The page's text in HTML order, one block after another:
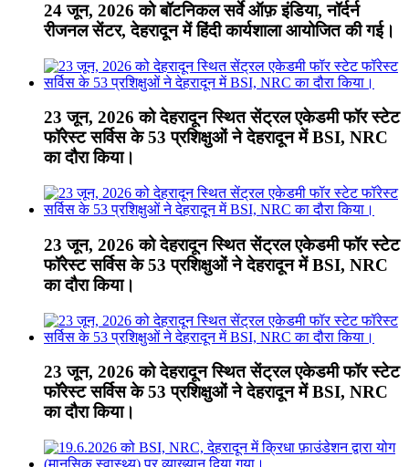
24 जून, 2026 को बॉटनिकल सर्वे ऑफ़ इंडिया, नॉर्दर्न
रीजनल सेंटर, देहरादून में हिंदी कार्यशाला आयोजित की गई।
23 जून, 2026 को देहरादून स्थित सेंट्रल एकेडमी फॉर स्टेट
फॉरेस्ट सर्विस के 53 प्रशिक्षुओं ने देहरादून में BSI, NRC
का दौरा किया।
23 जून, 2026 को देहरादून स्थित सेंट्रल एकेडमी फॉर स्टेट
फॉरेस्ट सर्विस के 53 प्रशिक्षुओं ने देहरादून में BSI, NRC
का दौरा किया।
23 जून, 2026 को देहरादून स्थित सेंट्रल एकेडमी फॉर स्टेट
फॉरेस्ट सर्विस के 53 प्रशिक्षुओं ने देहरादून में BSI, NRC
का दौरा किया।